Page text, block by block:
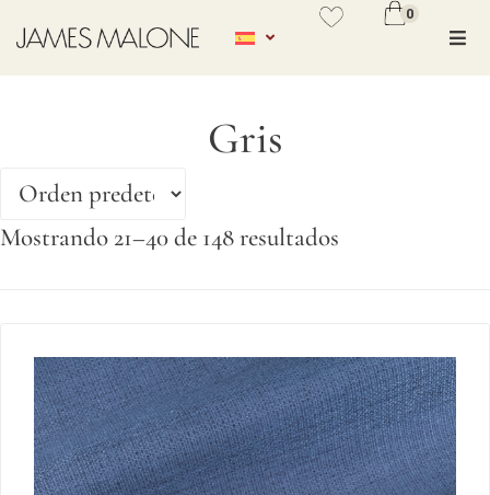
0
Gris
Mostrando 21–40 de 148 resultados
No se ha añadido productos en
VER WISHLIST